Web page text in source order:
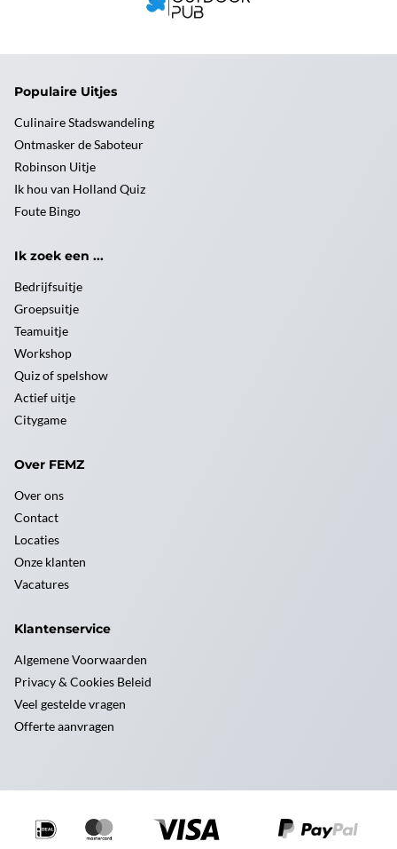
Populaire Uitjes
Culinaire Stadswandeling
Ontmasker de Saboteur
Robinson Uitje
Ik hou van Holland Quiz
Foute Bingo
Ik zoek een ...
Bedrijfsuitje
Groepsuitje
Teamuitje
Workshop
Quiz of spelshow
Actief uitje
Citygame
Over FEMZ
Over ons
Contact
Locaties
Onze klanten
Vacatures
Klantenservice
Algemene Voorwaarden
Privacy & Cookies Beleid
Veel gestelde vragen
Offerte aanvragen